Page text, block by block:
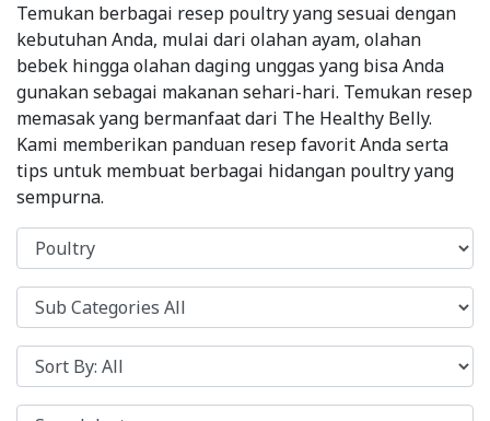
Temukan berbagai resep poultry yang sesuai dengan
kebutuhan Anda, mulai dari olahan ayam, olahan
bebek hingga olahan daging unggas yang bisa Anda
gunakan sebagai makanan sehari-hari. Temukan resep
memasak yang bermanfaat dari The Healthy Belly.
Kami memberikan panduan resep favorit Anda serta
tips untuk membuat berbagai hidangan poultry yang
sempurna.